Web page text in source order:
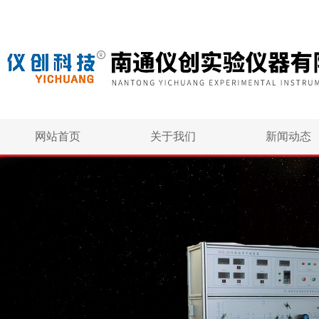
网站首页 关于我们 新闻动态